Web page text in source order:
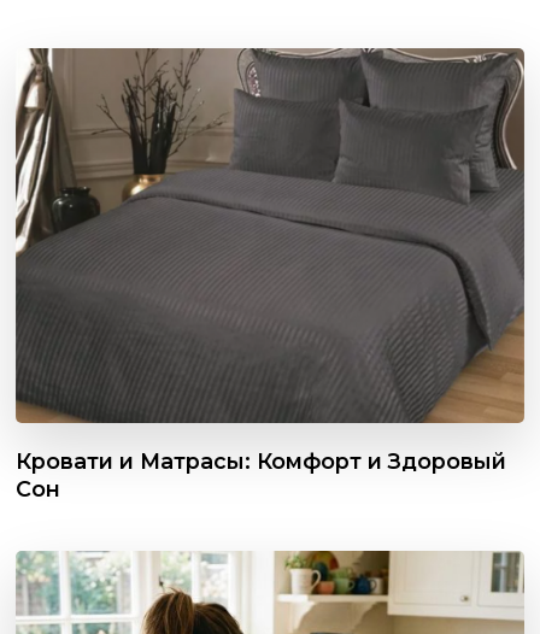
Кровати и Матрасы: Комфорт и Здоровый
Сон